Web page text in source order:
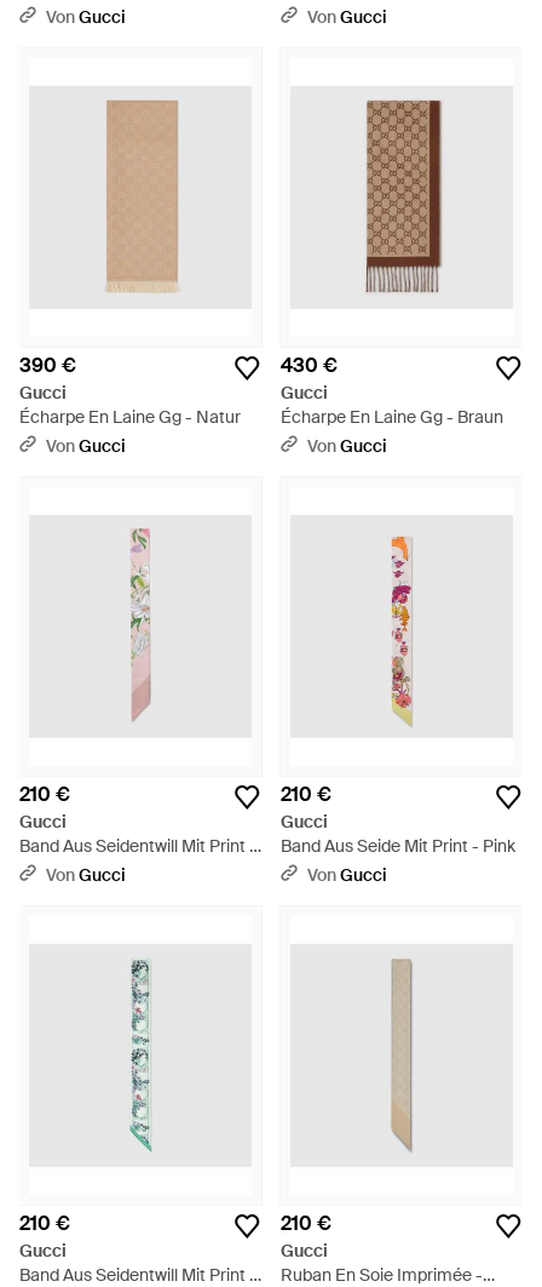
- Grün
VonGucci - Natur
VonGucci
390 €
Gucci
Écharpe En Laine Gg - Natur
VonGucci
430 €
Gucci
Écharpe En Laine Gg - Braun
VonGucci
210 €
Gucci
Band Aus Seidentwill Mit Print -
PinkVonGucci
210 €
Gucci
Band Aus Seide Mit Print - Pink
VonGucci
210 €
Gucci
Band Aus Seidentwill Mit Print -
210 €
Gucci
Ruban En Soie Imprimée -